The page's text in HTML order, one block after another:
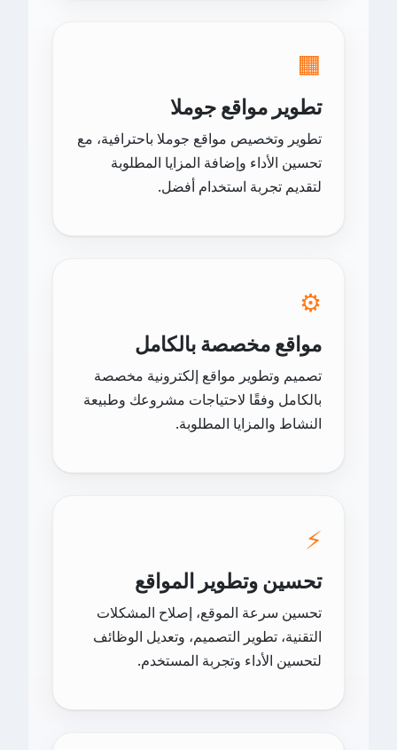
🟧
تطوير مواقع جوملا
تطوير وتخصيص مواقع جوملا باحترافية، مع
تحسين الأداء وإضافة المزايا المطلوبة
لتقديم تجربة استخدام أفضل.
⚙️
مواقع مخصصة بالكامل
تصميم وتطوير مواقع إلكترونية مخصصة
بالكامل وفقًا لاحتياجات مشروعك وطبيعة
النشاط والمزايا المطلوبة.
⚡
تحسين وتطوير المواقع
تحسين سرعة الموقع، إصلاح المشكلات
التقنية، تطوير التصميم، وتعديل الوظائف
لتحسين الأداء وتجربة المستخدم.